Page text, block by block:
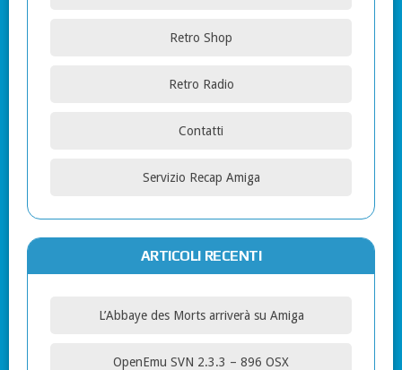
Retro Shop
Retro Radio
Contatti
Servizio Recap Amiga
ARTICOLI RECENTI
L’Abbaye des Morts arriverà su Amiga
OpenEmu SVN 2.3.3 – 896 OSX